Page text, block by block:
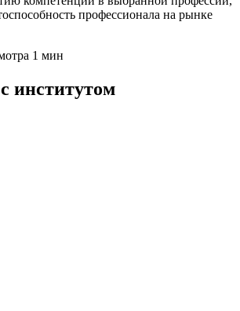
профессионала на рынке
1 мин
институтом